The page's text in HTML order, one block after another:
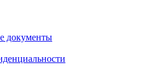
документы